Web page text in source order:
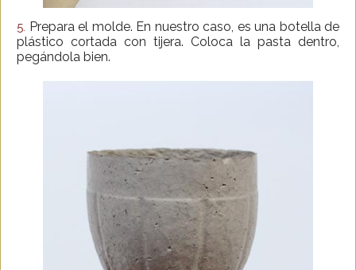
5 Prepara el molde. En nuestro caso, es una botella de
plástico cortada con tijera. Coloca la pasta dentro,
pegándola bien.